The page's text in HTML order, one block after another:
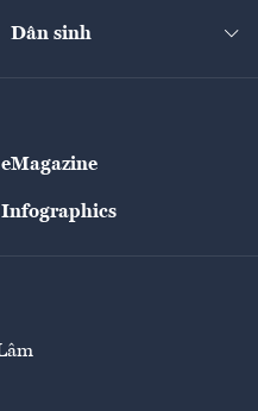
Nông sản
Giải trí
Dân sinh
eMagazine
Infographics